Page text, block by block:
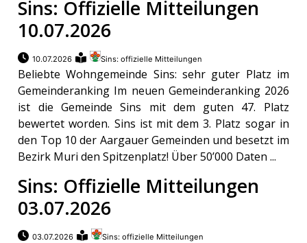
Sins: Offizielle Mitteilungen
10.07.2026
10.07.2026 Sins: offizielle Mitteilungen
Beliebte Wohngemeinde Sins: sehr guter Platz im
Gemeinderanking Im neuen Gemeinderanking 2026
ist die Gemeinde Sins mit dem guten 47. Platz
bewertet worden. Sins ist mit dem 3. Platz sogar in
den Top 10 der Aargauer Gemeinden und besetzt im
Bezirk Muri den Spitzenplatz! Über 50’000 Daten ...
Sins: Offizielle Mitteilungen
03.07.2026
03.07.2026 Sins: offizielle Mitteilungen